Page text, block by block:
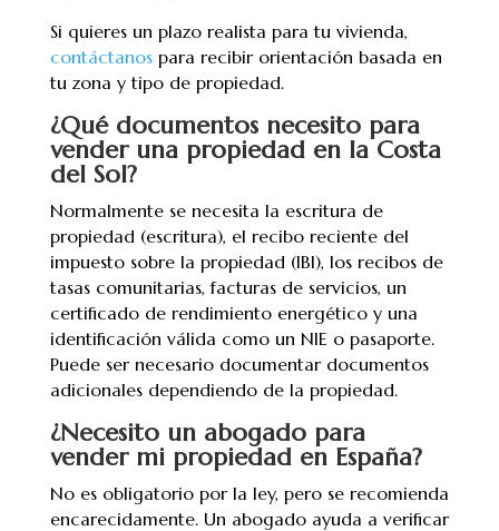
Si quieres un plazo realista para tu vivienda,
contáctanospara recibir orientación basada en
tu zona y tipo de propiedad.
¿Qué documentos necesito para
vender una propiedad en la Costa
del Sol?
Normalmente se necesita la escritura de
propiedad (escritura), el recibo reciente del
impuesto sobre la propiedad (IBI), los recibos de
tasas comunitarias, facturas de servicios, un
certificado de rendimiento energético y una
identificación válida como un NIE o pasaporte.
Puede ser necesario documentar documentos
adicionales dependiendo de la propiedad.
¿Necesito un abogado para
vender mi propiedad en España?
No es obligatorio por la ley, pero se recomienda
encarecidamente. Un abogado ayuda a verificar